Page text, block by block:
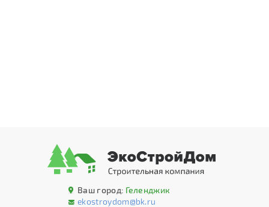
Ваш город: Геленджик
ekostroydom@bk.ru